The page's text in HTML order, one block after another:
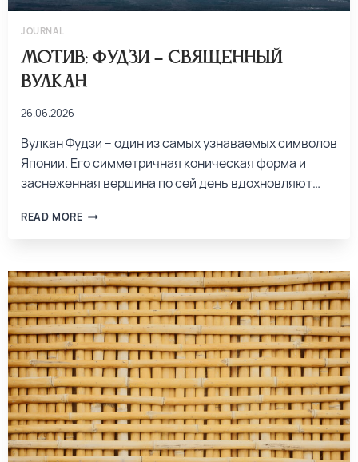
JOURNAL
Мотив: Фудзи – священный
вулкан
26.06.2026
Вулкан Фудзи – один из самых узнаваемых символов
Японии. Его симметричная коническая форма и
заснеженная вершина по сей день вдохновляют…
READ MORE